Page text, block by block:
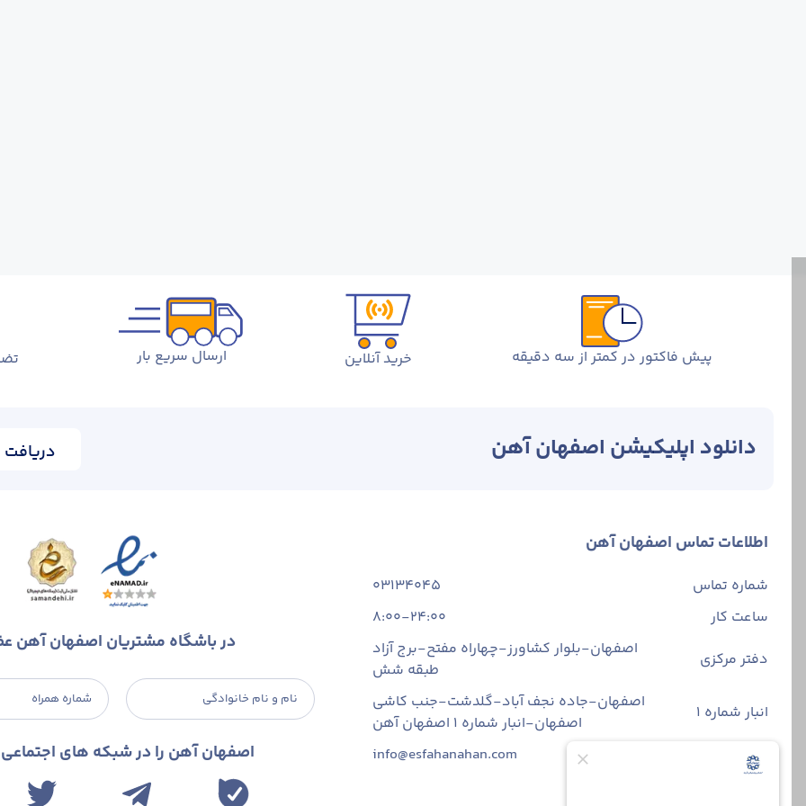
پیش فاکتور در کمتر از سه دقیقه خرید آنلاین ارسال سریع بار
دانلود اپلیکیشن اصفهان آهن دریافت
اطلاعات تماس اصفهان آهن
شماره تماس
03134045
ساعت کار
8:00-24:00
دفتر مرکزی
اصفهان-بلوار کشاورز-چهاراه مفتح-برج آزاد
طبقه شش
انبار شماره 1
اصفهان-جاده نجف آباد-گلدشت-جنب کاشی
اصفهان-انبار شماره ۱ اصفهان آهن
ایمیل
info@esfahanahan.com
در باشگاه مشتریان اصفهان آهن
نام و نام خانوادگی شماره همراه
اصفهان آهن را در شبکه های اجتماعی